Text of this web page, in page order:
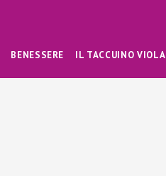
BENESSERE IL TACCUINO VIOLA